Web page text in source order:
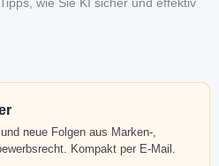
wie Sie KI sicher und effektiv
neue Folgen aus Marken-,
Kompakt per E-Mail.